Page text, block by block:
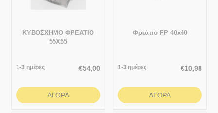
ΚΥΒΟΣΧΗΜΟ ΦΡΕΑΤΙΟ
55Χ55
1-3 ημέρες €54,00
ΑΓΟΡΆ
Φρεάτιο PP 40x40
1-3 ημέρες €10,98
ΑΓΟΡΆ